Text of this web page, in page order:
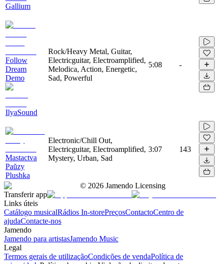
Gallium
Follow
Dream
Demo
IlyaSound
Rock/Heavy Metal, Guitar,
Electricguitar, Electroamplified,
Melodica, Action, Energetic,
Sad, Powerful
5:08 -
Mastactva
Paŭzy
Plushka
Electronic/Chill Out,
Electricguitar, Electroamplified,
Mystery, Urban, Sad
3:07 143
© 2026 Jamendo Licensing
Transferir app
Links úteis
Catálogo musicalRádios In-storePreçosContactoCentro de
ajudaContacte-nos
Jamendo
Jamendo para artistasJamendo Music
Legal
Termos gerais de utilizaçãoCondições de vendaPolítica de